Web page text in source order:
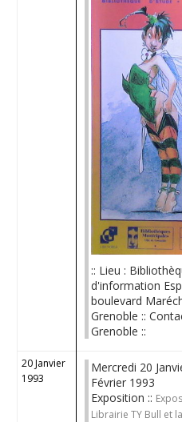
:: Lieu :
d'information
boulevard
Grenoble ::
Grenoble ::
20 Janvier
1993
Mercredi 20
Février 1993
Exposition ::
Librairie TY Bull et